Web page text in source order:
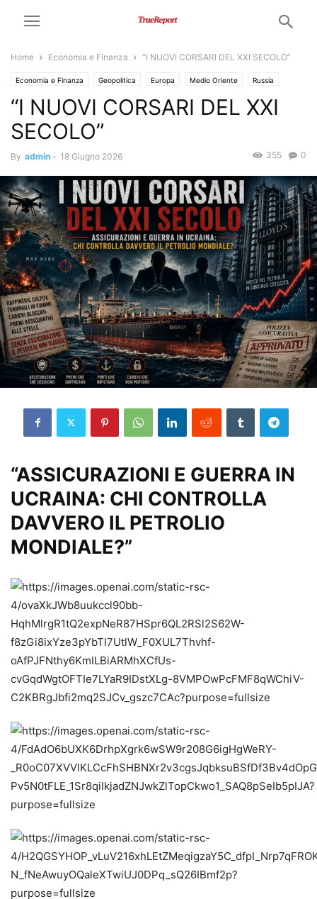
Home Economia e Finanza “I NUOVI CORSARI DEL XXI SECOLO”
Economia e Finanza Geopolitica Europa Medio Oriente Russia
Ucraina USA
“I NUOVI CORSARI DEL XXI
SECOLO”
By admin - 18 Giugno 2026 0
355
“ASSICURAZIONI E GUERRA IN
UCRAINA: CHI CONTROLLA
DAVVERO IL PETROLIO
MONDIALE?”